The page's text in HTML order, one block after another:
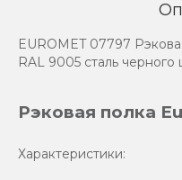
EUROMET 07797
RAL 9005 сталь черного
Рэковая полка
Характеристики: